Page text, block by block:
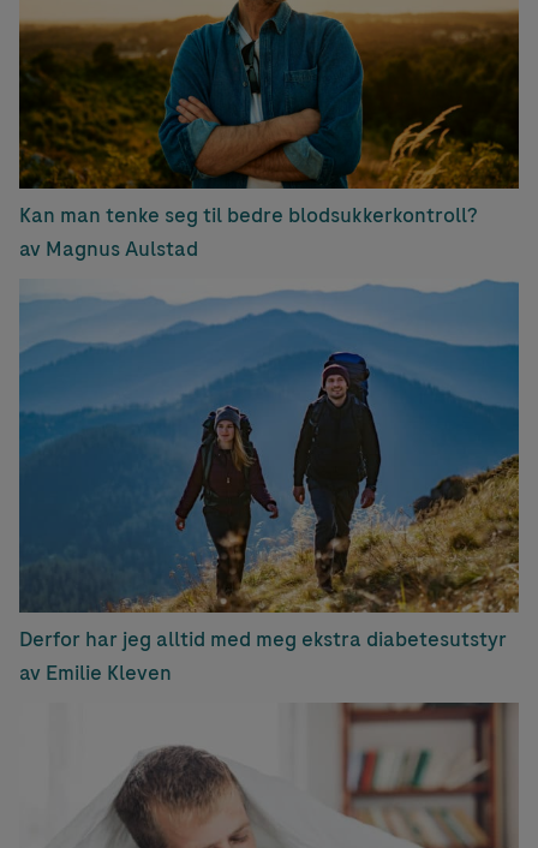
Kan man tenke seg til bedre blodsukkerkontroll?
av Magnus Aulstad
Derfor har jeg alltid med meg ekstra diabetesutstyr
av Emilie Kleven